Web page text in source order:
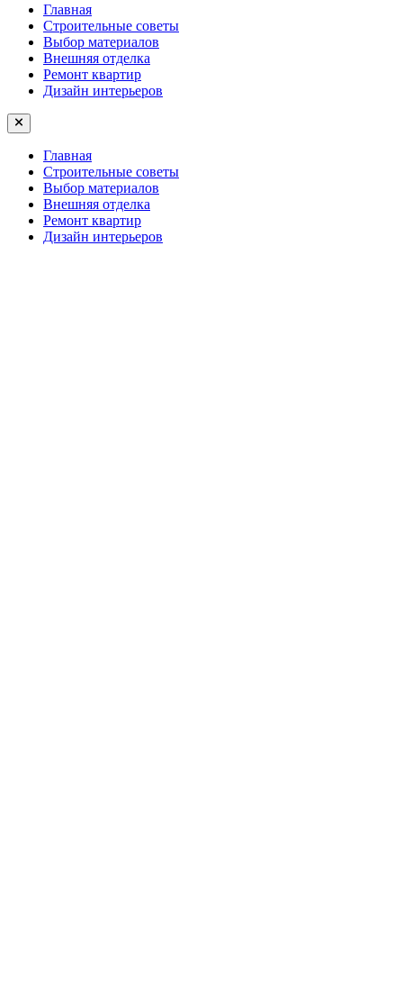
Главная
Строительные советы
Выбор материалов
Внешняя отделка
Ремонт квартир
Дизайн интерьеров
Главная
Строительные советы
Выбор материалов
Внешняя отделка
Ремонт квартир
Дизайн интерьеров